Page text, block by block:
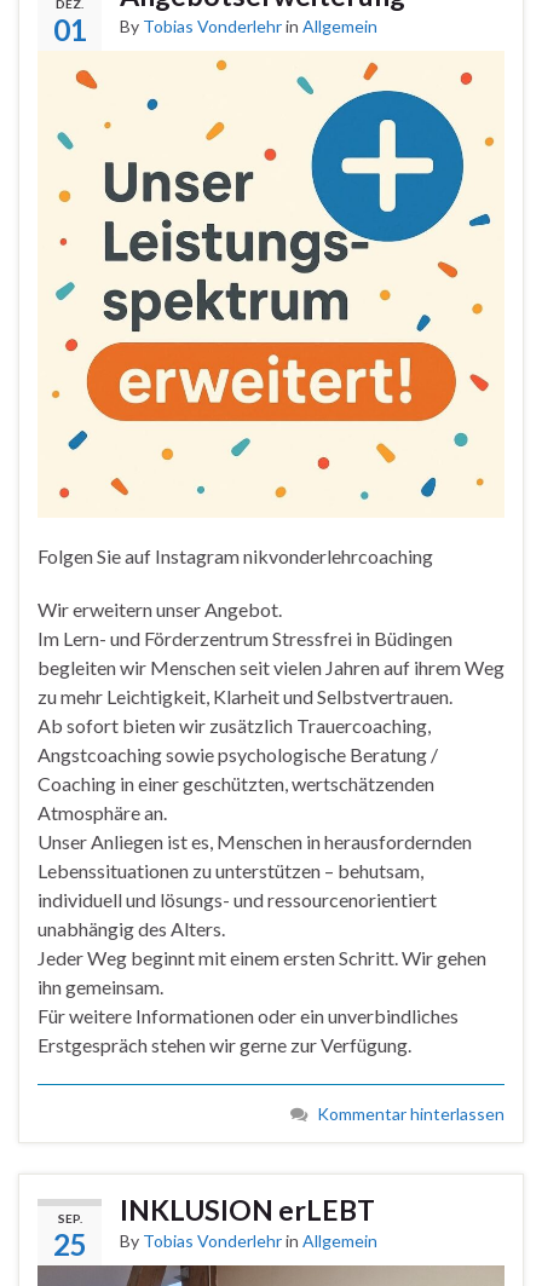
DEZ.
01 By Tobias Vonderlehrin Allgemein
Folgen Sie auf Instagram nikvonderlehrcoaching
Wir erweitern unser Angebot.
Im Lern- und Förderzentrum Stressfrei in Büdingen
begleiten wir Menschen seit vielen Jahren auf ihrem Weg
zu mehr Leichtigkeit, Klarheit und Selbstvertrauen.
Ab sofort bieten wir zusätzlich Trauercoaching,
Angstcoaching sowie psychologische Beratung /
Coaching in einer geschützten, wertschätzenden
Atmosphäre an.
Unser Anliegen ist es, Menschen in herausfordernden
Lebenssituationen zu unterstützen – behutsam,
individuell und lösungs- und ressourcenorientiert
unabhängig des Alters.
Jeder Weg beginnt mit einem ersten Schritt. Wir gehen
ihn gemeinsam.
Für weitere Informationen oder ein unverbindliches
Erstgespräch stehen wir gerne zur Verfügung.
Kommentar hinterlassen
SEP.
25
INKLUSION erLEBT
By Tobias Vonderlehrin Allgemein